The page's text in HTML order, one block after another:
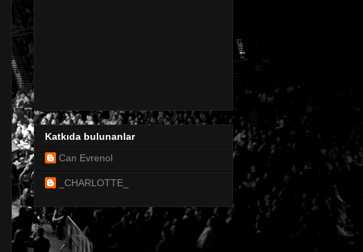
Katkıda bulunanlar
Can Evrenol
_CHARLOTTE_